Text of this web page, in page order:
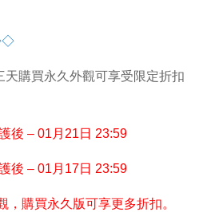
天購買永久外觀可享受限定折扣
後 – 01月21日 23:59
後 – 01月17日 23:59
，購買永久版可享更多折扣。